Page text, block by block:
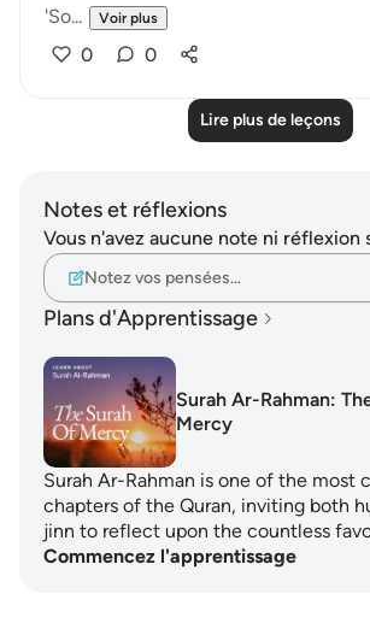
'So... Voir plus
0 0
Lire plus de leçons
Notes et réflexions
Vous n'avez aucune note ni réflexion
Notez vos pensées…
Plans d'Apprentissage
Surah Ar-Rahman:
Mercy
Surah Ar-Rahman is one of the most
chapters of the Quran, inviting both
jinn to reflect upon the countless
Commencez l'apprentissage